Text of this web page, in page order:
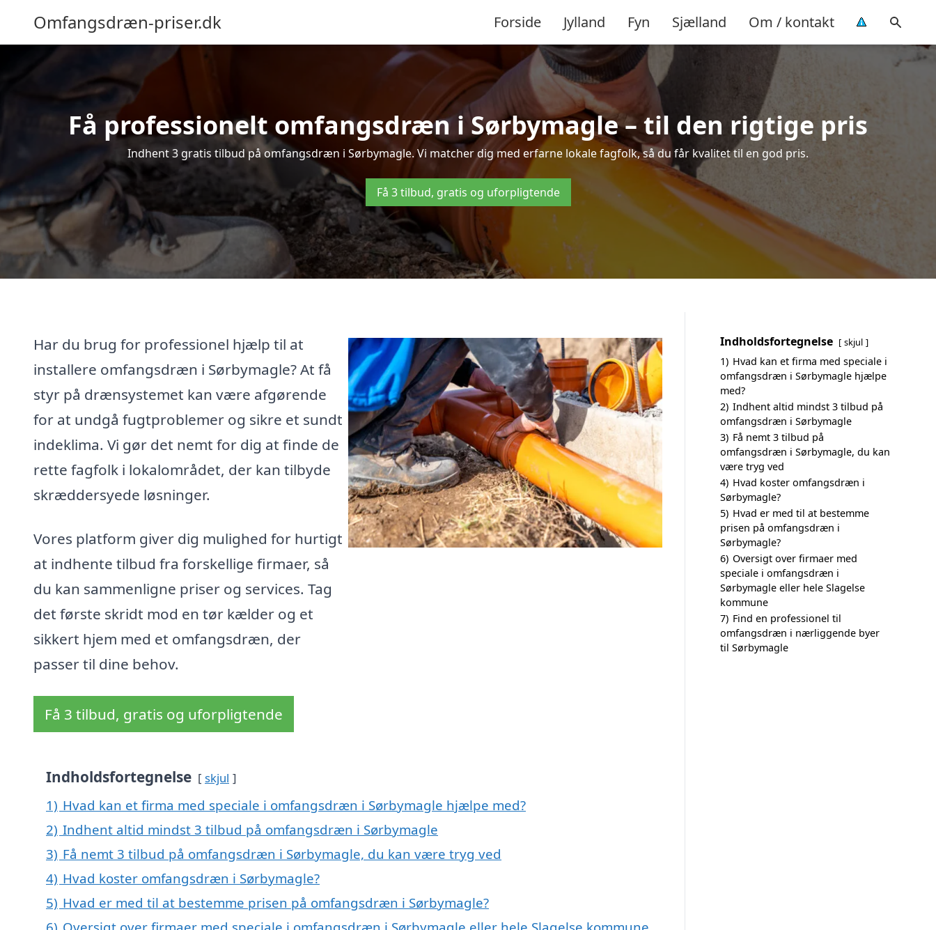
Omfangsdræn-priser.dk Forside Jylland Fyn Sjælland Om / kontakt
Få professionelt omfangsdræn i Sørbymagle – til den rigtige pris
Indhent 3 gratis tilbud på omfangsdræn i Sørbymagle. Vi matcher dig med erfarne lokale fagfolk, så du får kvalitet til en god pris.
Få 3 tilbud, gratis og uforpligtende
Har du brug for professionel hjælp til at
installere omfangsdræn i Sørbymagle? At få
styr på drænsystemet kan være afgørende
for at undgå fugtproblemer og sikre et sundt
indeklima. Vi gør det nemt for dig at finde de
rette fagfolk i lokalområdet, der kan tilbyde
skræddersyede løsninger.
Vores platform giver dig mulighed for hurtigt
at indhente tilbud fra forskellige firmaer, så
du kan sammenligne priser og services. Tag
det første skridt mod en tør kælder og et
sikkert hjem med et omfangsdræn, der
passer til dine behov.
Få 3 tilbud, gratis og uforpligtende
Indholdsfortegnelse skjul
1) Hvad kan et firma med speciale i omfangsdræn i Sørbymagle hjælpe med?
2) Indhent altid mindst 3 tilbud på omfangsdræn i Sørbymagle
3) Få nemt 3 tilbud på omfangsdræn i Sørbymagle, du kan være tryg ved
4) Hvad koster omfangsdræn i Sørbymagle?
5) Hvad er med til at bestemme prisen på omfangsdræn i Sørbymagle?
Indholdsfortegnelse skjul
1) Hvad kan et firma med speciale i
omfangsdræn i Sørbymagle hjælpe
med?
2) Indhent altid mindst 3 tilbud på
omfangsdræn i Sørbymagle
3) Få nemt 3 tilbud på
omfangsdræn i Sørbymagle, du kan
være tryg ved
4) Hvad koster omfangsdræn i
Sørbymagle?
5) Hvad er med til at bestemme
prisen på omfangsdræn i
Sørbymagle?
6) Oversigt over firmaer med
speciale i omfangsdræn i
Sørbymagle eller hele Slagelse
kommune
7) Find en professionel til
omfangsdræn i nærliggende byer
til Sørbymagle